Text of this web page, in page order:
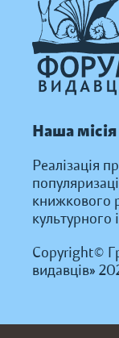
Наша місія
Реалізація
книжкового
культурного
Copyright©
видавців»